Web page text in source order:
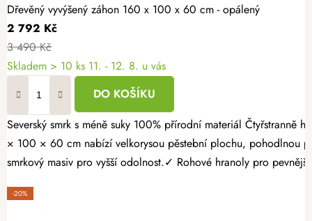
Dřevěný vyvýšený záhon 160 x 100 x 60 cm - opálený
2 792 Kč
3 490 Kč
Skladem > 10 ks 11. - 12. 8. u vás
DO KOŠÍKU
Severský smrk s méně suky 100% přírodní materiál Čtyřstranně hoblovaný masiv Proměňte svou zahradu v místo plné čerstvé zeleniny, voňavých bylinek a sladkých jahod. Opálený dřevěný vyvýšený záhon 160
× 100 × 60 cm nabízí velkorysou pěstební plochu, pohodlnou
smrkový masiv pro vyšší odolnost.✓ Rohové hranoly pro
-20%